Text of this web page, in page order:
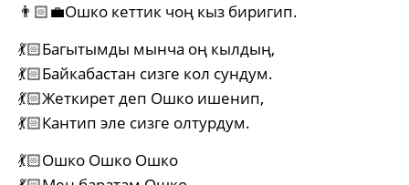
👨🏻‍💼Ошко кеттик чоң кыз биригип.
💃🏻Багытымды мынча оң кылдың,
💃🏻Байкабастан сизге кол сундум.
💃🏻Жеткирет деп Ошко ишенип,
💃🏻Кантип эле сизге олтурдум.
💃🏻Ошко Ошко Ошко